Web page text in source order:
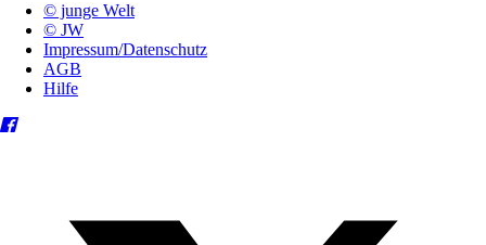
© junge Welt
© JW
Impressum/Datenschutz
AGB
Hilfe